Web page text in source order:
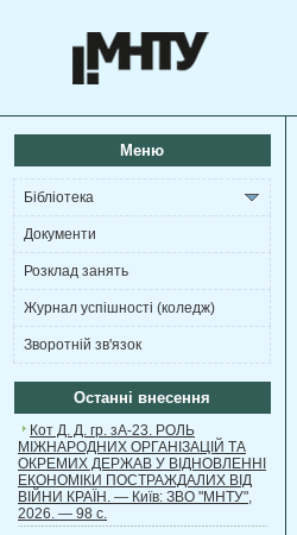
Меню
Бібліотека
Документи
Розклад занять
Журнал успішності (коледж)
Зворотній зв'язок
Останні внесення
Кот Д. Д. гр. зА-23. РОЛЬ
МІЖНАРОДНИХ ОРГАНІЗАЦІЙ ТА
ОКРЕМИХ ДЕРЖАВ У ВІДНОВЛЕННІ
ЕКОНОМІКИ ПОСТРАЖДАЛИХ ВІД
ВІЙНИ КРАЇН. — Київ: ЗВО "МНТУ",
2026. — 98 с.